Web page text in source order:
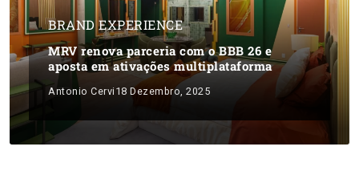
BRAND EXPERIENCE
MRV renova parceria com o BBB 26 e
aposta em ativações multiplataforma
Antonio Cervi 18 Dezembro, 2025